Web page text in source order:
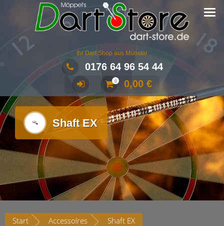
Ihr Dart Shop aus Münster
0176 64 96 54 44
0 0,00 €
Shaft EX
Start Accessoires Shaft EX